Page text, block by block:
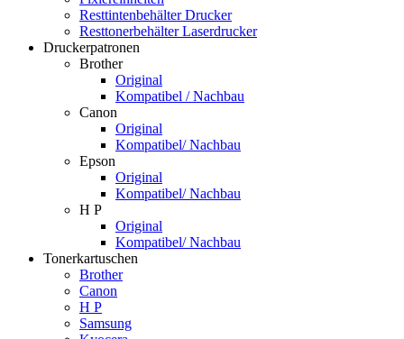
Resttintenbehälter Drucker
Resttonerbehälter Laserdrucker
Druckerpatronen
Brother
Original
Kompatibel / Nachbau
Canon
Original
Kompatibel/ Nachbau
Epson
Original
Kompatibel/ Nachbau
H P
Original
Kompatibel/ Nachbau
Tonerkartuschen
Brother
Canon
H P
Samsung